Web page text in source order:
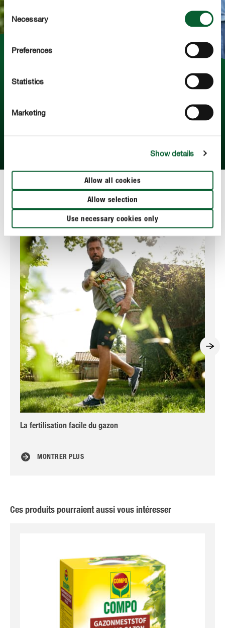
Consent
Selection
Necessary
Preferences
Statistics
Marketing
Show details
Allow all cookies
Allow selection
Use necessary cookies only
comment fonctionne exactement COMPO Progazon?
Vous le découvrirez ici !
Plus sur l'entretien de votre gazon
La fertilisation facile du gazon
MONTRER PLUS
Ces produits pourraient aussi vous intéresser